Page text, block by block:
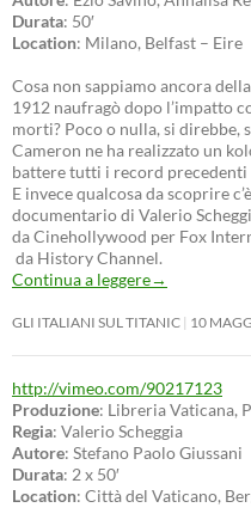
Durata: 50′
Location: Milano, Belfast – Eire
Cosa non sappiamo ancora
1912 naufragò dopo l’impatto
morti? Poco o nulla, si direbbe,
Cameron ne ha realizzato un
battere tutti i record precedenti
E invece qualcosa da scoprire
documentario di Valerio
da Cinehollywood per Fox
da History Channel.
Continua a leggere→
GLI ITALIANI SUL TITANIC 10
http://vimeo.com/90217123
Produzione: Libreria Vaticana,
Regia: Valerio Scheggia
Autore: Stefano Paolo Giussani
Durata: 2 x 50′
Location: Città del Vaticano,